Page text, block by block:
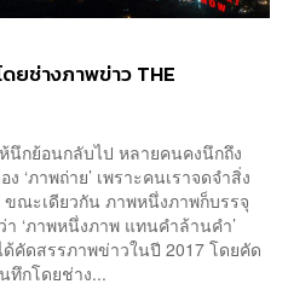
ยช่างภาพข่าว THE
นึกย้อนกลับไป หลายคนคงนึกถึง
‘ภาพถ่าย’ เพราะคนเราจดจำสิ่ง
ณะเดียวกัน ภาพหนึ่งภาพก็บรรจุ
‘ภาพหนึ่งภาพ แทนคำล้านคำ’
ด้คัดสรรภาพข่าวในปี 2017 โดยคัด
ทึกโดยช่าง...